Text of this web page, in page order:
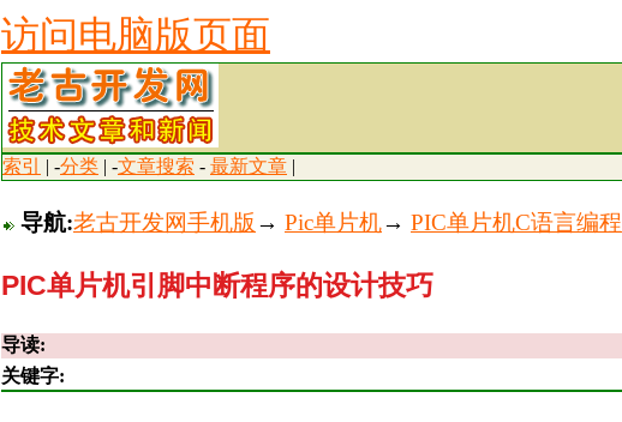
访问电脑版页面
索引 | -分类 | -文章搜索 - 最新文章 |
导航:老古开发网手机版 → Pic单片机→ PIC单片机C语言编程
PIC单片机引脚中断程序的设计技巧
导读:
关键字: